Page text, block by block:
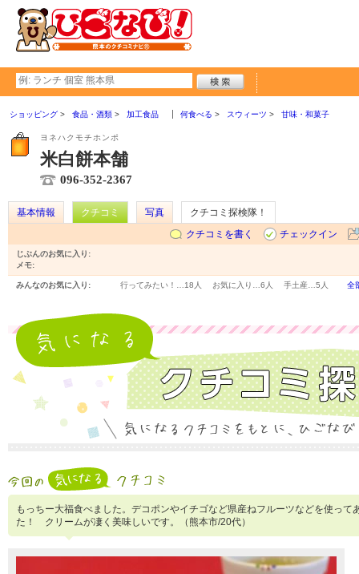
ショッピング 食品・酒類 加工食品 何食べる スウィーツ 甘味・和菓子
ヨネハクモチホンポ
米白餅本舗
096-352-2367
基本情報 クチコミ 写真
クチコミ探検隊！
クチコミを書く
チェックイン
じぶんのお気に入り:
メモ:
みんなのお気に入り: 行ってみたい！… 18人 お気に入り… 6人 手土産… 5人 全
もっちー大福食べました。デコポンやイチゴなど県産ねフルーツなどを使っ
た！ クリームが凄く美味しいです。（熊本市/20代）